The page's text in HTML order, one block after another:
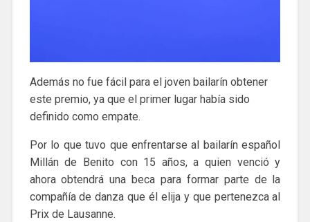
Además no fue fácil para el joven bailarín obtener
este premio, ya que el primer lugar había sido
definido como empate.
Por lo que tuvo que enfrentarse al bailarín español
Millán de Benito con 15 años, a quien venció y
ahora obtendrá una beca para formar parte de la
compañía de danza que él elija y que pertenezca al
Prix de Lausanne.